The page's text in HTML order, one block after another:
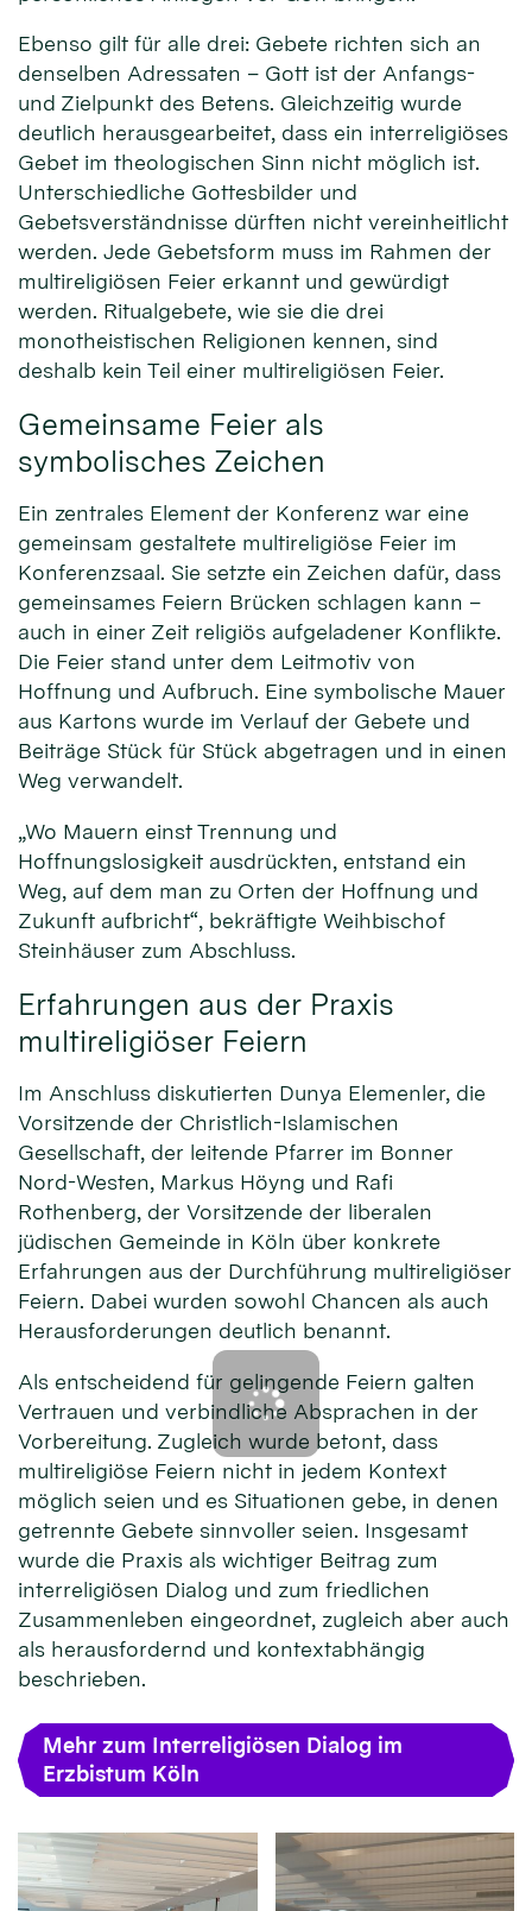
Ebenso gilt für alle drei: Gebete richten sich an
denselben Adressaten – Gott ist der Anfangs-
und Zielpunkt des Betens. Gleichzeitig wurde
deutlich herausgearbeitet, dass ein interreligiöses
Gebet im theologischen Sinn nicht möglich ist.
Unterschiedliche Gottesbilder und
Gebetsverständnisse dürften nicht vereinheitlicht
werden. Jede Gebetsform muss im Rahmen der
multireligiösen Feier erkannt und gewürdigt
werden. Ritualgebete, wie sie die drei
monotheistischen Religionen kennen, sind
deshalb kein Teil einer multireligiösen Feier.
Gemeinsame Feier als
symbolisches Zeichen
Ein zentrales Element der Konferenz war eine
gemeinsam gestaltete multireligiöse Feier im
Konferenzsaal. Sie setzte ein Zeichen dafür, dass
gemeinsames Feiern Brücken schlagen kann –
auch in einer Zeit religiös aufgeladener Konflikte.
Die Feier stand unter dem Leitmotiv von
Hoffnung und Aufbruch. Eine symbolische Mauer
aus Kartons wurde im Verlauf der Gebete und
Beiträge Stück für Stück abgetragen und in einen
Weg verwandelt.
„Wo Mauern einst Trennung und
Hoffnungslosigkeit ausdrückten, entstand ein
Weg, auf dem man zu Orten der Hoffnung und
Zukunft aufbricht“, bekräftigte Weihbischof
Steinhäuser zum Abschluss.
Erfahrungen aus der Praxis
multireligiöser Feiern
Im Anschluss diskutierten Dunya Elemenler, die
Vorsitzende der Christlich-Islamischen
Gesellschaft, der leitende Pfarrer im Bonner
Nord-Westen, Markus Höyng und Rafi
Rothenberg, der Vorsitzende der liberalen
jüdischen Gemeinde in Köln über konkrete
Erfahrungen aus der Durchführung multireligiöser
Feiern. Dabei wurden sowohl Chancen als auch
Herausforderungen deutlich benannt.
Als entscheidend für gelingende Feiern galten
Vertrauen und verbindliche Absprachen in der
Vorbereitung. Zugleich wurde betont, dass
multireligiöse Feiern nicht in jedem Kontext
möglich seien und es Situationen gebe, in denen
getrennte Gebete sinnvoller seien. Insgesamt
wurde die Praxis als wichtiger Beitrag zum
interreligiösen Dialog und zum friedlichen
Zusammenleben eingeordnet, zugleich aber auch
als herausfordernd und kontextabhängig
beschrieben.
Mehr zum Interreligiösen Dialog im
Erzbistum Köln